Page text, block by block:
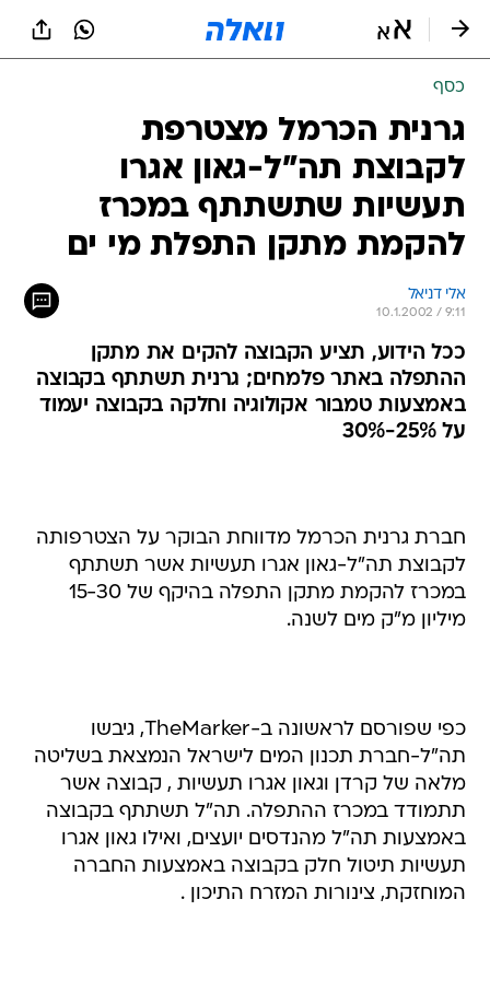
כסף
גרנית הכרמל מצטרפת
לקבוצת תה"ל-גאון אגרו
תעשיות שתשתתף במכרז
להקמת מתקן התפלת מי ים
אלי דניאל
10.1.2002 / 9:11
ככל הידוע, תציע הקבוצה להקים את מתקן
ההתפלה באתר פלמחים; גרנית תשתתף בקבוצה
באמצעות טמבור אקולוגיה וחלקה בקבוצה יעמוד
על 25%-30%
חברת גרנית הכרמל מדווחת הבוקר על הצטרפותה
לקבוצת תה"ל-גאון אגרו תעשיות אשר תשתתף
במכרז להקמת מתקן התפלה בהיקף של 15-30
מיליון מ"ק מים לשנה.
כפי שפורסם לראשונה ב-TheMarker, גיבשו
תה"ל-חברת תכנון המים לישראל הנמצאת בשליטה
מלאה של קרדן וגאון אגרו תעשיות , קבוצה אשר
תתמודד במכרז ההתפלה. תה"ל תשתתף בקבוצה
באמצעות תה"ל מהנדסים יועצים, ואילו גאון אגרו
תעשיות תיטול חלק בקבוצה באמצעות החברה
המוחזקת, צינורות המזרח התיכון .